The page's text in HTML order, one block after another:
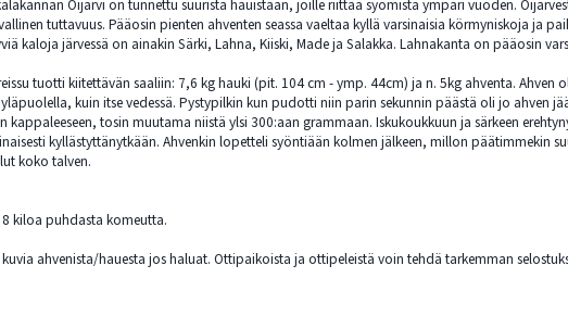
Oijärvi on tunnettu suurista hauistaan, joille riittää syömistä ympäri vuoden.
tuttavuus. Pääosin pienten ahventen seassa vaeltaa kyllä varsinaisia körmyniskoja ja
kaloja järvessä on ainakin Särki, Lahna, Kiiski, Made ja Salakka. Lahnakanta on pääosin
tuotti kiitettävän saaliin: 7,6 kg hauki (pit. 104 cm - ymp. 44cm) ja n. 5kg ahventa. Ahven
kuin itse vedessä. Pystypilkin kun pudotti niin parin sekunnin päästä oli jo ahven
kappaleeseen, tosin muutama niistä ylsi 300:aan grammaan. Iskukoukkuun ja särkeen
kyllästyttänytkään. Ahvenkin lopetteli syöntiään kolmen jälkeen, millon päätimmekin
koko talven.
kiloa puhdasta komeutta.
ahvenista/hauesta jos haluat. Ottipaikoista ja ottipeleistä voin tehdä tarkemman